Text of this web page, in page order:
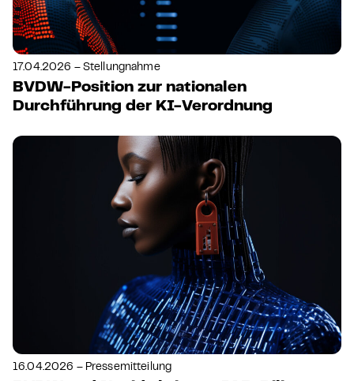
17.04.2026 – Stellungnahme
BVDW-Position zur nationalen
Durchführung der KI-Verordnung
16.04.2026 – Pressemitteilung